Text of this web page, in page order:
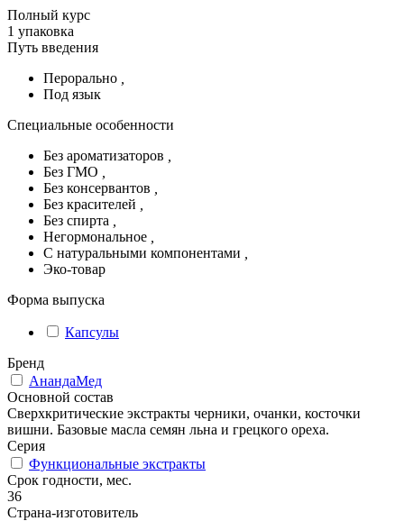
Полный курс
1 упаковка
Путь введения
Перорально
Под язык
Специальные особенности
Без ароматизаторов
Без ГМО
Без консервантов
Без красителей
Без спирта
Негормональное
С натуральными компонентами
Эко-товар
Форма выпуска
Капсулы
Бренд
АнандаМед
Основной состав
Сверхкритические экстракты черники, очанки, косточки
вишни. Базовые масла семян льна и грецкого ореха.
Серия
Функциональные экстракты
Срок годности, мес.
36
Страна-изготовитель